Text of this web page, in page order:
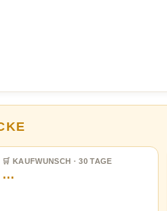
🛒 KAUFWUNSCH · 30 TAGE
…